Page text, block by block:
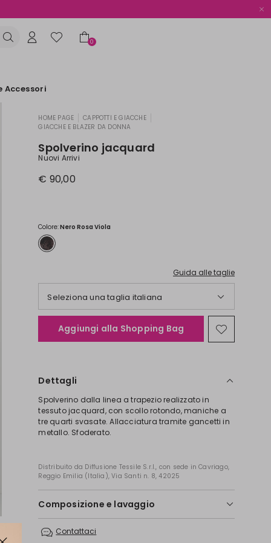
0
Accessori
HOME PAGE| CAPPOTTI E GIACCHE|
GIACCHE E BLAZER DA DONNA
Spolverino jacquard
Nuovi Arrivi
€ 90,00
Colore:Nero Rosa Viola
Guida alle taglie
Seleziona una taglia italiana
Aggiungi alla Shopping Bag
Sposta
nella
Dettagli
Spolverino dalla linea a trapezio realizzato in
tessuto jacquard, con scollo rotondo, maniche a
tre quarti svasate. Allacciatura tramite gancetti in
metallo. Sfoderato.
Distribuito da Diffusione Tessile S.r.l., con sede in Cavriago,
Reggio Emilia (Italia), Via Santi n. 8, 42025
Composizione e lavaggio
asciugare a macchina; ; ferro tiepido max 110
Contattaci